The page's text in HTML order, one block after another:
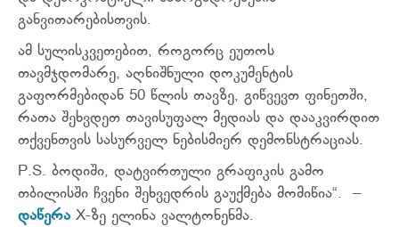
განვითარებისთვის.
ამ სულისკვეთებით, როგორც ეუთოს
თავმჯდომარე, აღნიშნული დოკუმენტის
გაფორმებიდან 50 წლის თავზე, გიწვევთ ფინეთში,
რათა შეხვდეთ თავისუფალ მედიას და დააკვირდით
თქვენთვის სასურველ ნებისმიერ დემონსტრაციას.
P.S. ბოდიში, დატვირთული გრაფიკის გამო
თბილისში ჩვენი შეხვედრის გაუქმება მომიწია“. –
დაწერა X-ზე ელინა ვალტონენმა.